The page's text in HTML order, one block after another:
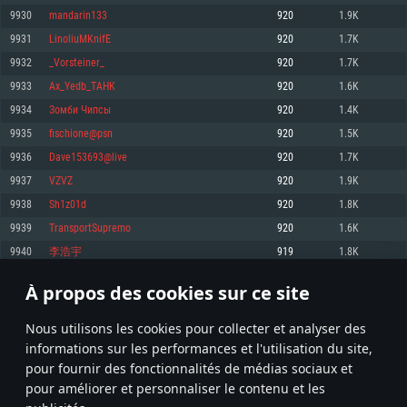
À propos des cookies sur ce site
Nous utilisons les cookies pour collecter et analyser des
informations sur les performances et l'utilisation du site,
pour fournir des fonctionnalités de médias sociaux et
pour améliorer et personnaliser le contenu et les
Mémoire: 4 GB
Carte graphique supportant DirectX 11: AMD Radeon 77XX / NVIDIA
GeForce GTX 660. La résolution minimale supportée par le jeu est de 720p
Connection: Connexion Internet à haut débit
Disque dur: 23.1 Go (client minimal)
Recommandée
1060 et plus, Radeon RX 570 et plus.
Disque dur: 75.9 Go (client complet)
pas supportés)
Mémoire: 6 GB
Carte graphique: Intel Iris Pro 5200 (Mac), ou analogue AMD/Nvidia. La
résolution minimale supportée par le jeu est de 720p.
Connection: Connexion Internet à haut débit
Disque dur: 62,2 Go (client minimal)
Recommandée
OS: Mac OS Big Sur 11.0 ou plus récent
Processeur: Core i7 (Les processeurs Intel Xeon ne sont pas supportés)
Mémoire: 8 GB
Carte graphique: Radeon Vega II ou plus avec support de Metal
Disque dur: 62,2 Go (client complet)
Mémoire: 4 GB
Carte graphique: NVIDIA 660 avec les derniers drivers (moins de 6 mois) /
de même pour AMD (La résolution minimale supportée par le jeu est de
720p)
Connection: Connexion Internet à haut débit
Disque dur: 62,2 Go (client minimal)
Recommandée
OS: Ubuntu 20.04 64bit
Processeur: Intel Core i7
Mémoire: 8 GB
Carte graphique: NVIDIA 1060 avec les derniers drivers (moins de 6 mois) /
6 mois et supportant Vulkan
Connection: Connexion Internet à haut débit
Disque dur: 60,2 Go (client complet)
9930 mandarin133 920 1.9K
9931 LinoliuMKnifE 920 1.7K
9932 _Vorsteiner_ 920 1.7K
9933 Ax_Yedb_TAHK 920 1.6K
9934 Зомби Чипсы 920 1.4K
9935 fischione@psn 920 1.5K
9936 Dave153693@live 920 1.7K
9937 VZVZ 920 1.9K
9938 Sh1z01d 920 1.8K
9939 TransportSupremo 920 1.6K
9940 李浩宇 919 1.8K
* Classement mis à jour quotidiennement
496 497 498 597